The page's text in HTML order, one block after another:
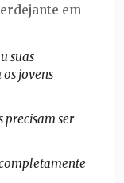
em
suas
jovens
precisam ser